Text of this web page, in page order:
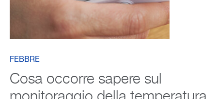
FEBBRE
Cosa occorre sapere sul